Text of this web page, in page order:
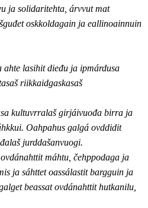
ja solidaritehta, árvvut mat
oskkoldagain ja eallinoainnuin
lasihit dieđu ja ipmárdusa
riikkaidgaskasaš
kultuvrralaš girjáivuođa birra ja
Oahpahus galgá ovddidit
jurddašanvuogi.
máhtu, čehppodaga ja
ja sáhttet oassálastit bargguin ja
beassat ovdánahttit hutkanilu,